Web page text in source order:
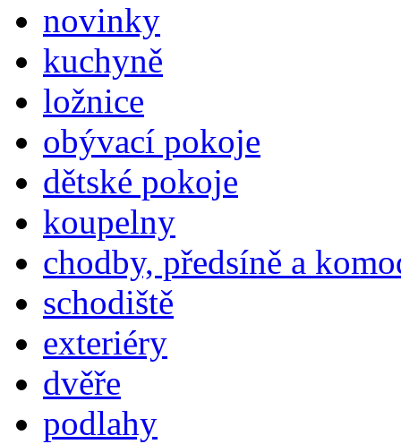
novinky
kuchyně
ložnice
obývací pokoje
dětské pokoje
koupelny
chodby, předsíně a
schodiště
exteriéry
dvěře
podlahy